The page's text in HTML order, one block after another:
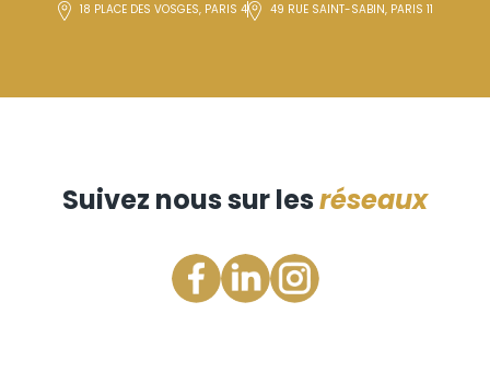
18 PLACE DES VOSGES, PARIS 4 49 RUE SAINT-SABIN, PARIS 11
Suivez nous sur lesréseaux